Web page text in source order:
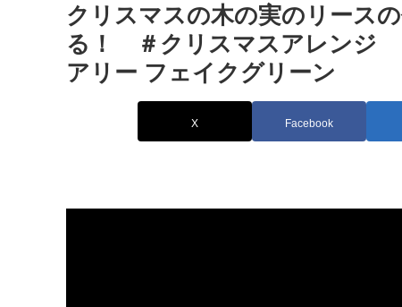
クリスマスの木の実のリース
る！ ＃クリスマスアレンジ
アリー フェイクグリーン
X Facebook